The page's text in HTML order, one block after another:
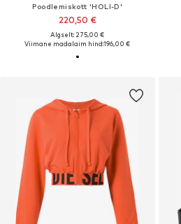
Poodlemiskott 'HOLI-D'
220,50 €
Algselt: 275,00 €
Viimane madalaim hind:196,00 €